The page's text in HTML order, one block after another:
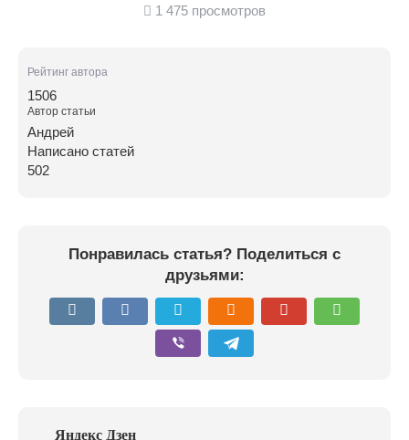
1 475 просмотров
Рейтинг автора
1506
Автор статьи
Андрей
Написано статей
502
Понравилась статья? Поделиться с
друзьями: